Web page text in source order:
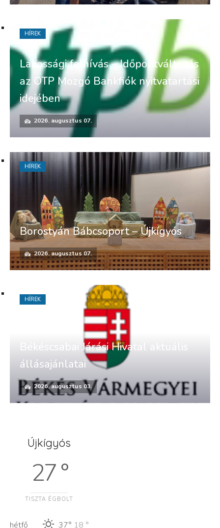
Lakossági felhívás – Időpontváltozás
az OTP Mozgó Bankfiók nyitvatartási
idejében
2026. augusztus 07.
HÍREK
Borostyán Bábcsoport – Újkígyós
2026. augusztus 07.
HÍREK
Békéscsabai Járási Hivatal aktuális
állásajánlatai
2026. augusztus 03.
HÍREK
Újkígyós
27 °
TISZTA ÉGBOLT
hétfő 37° 18 °